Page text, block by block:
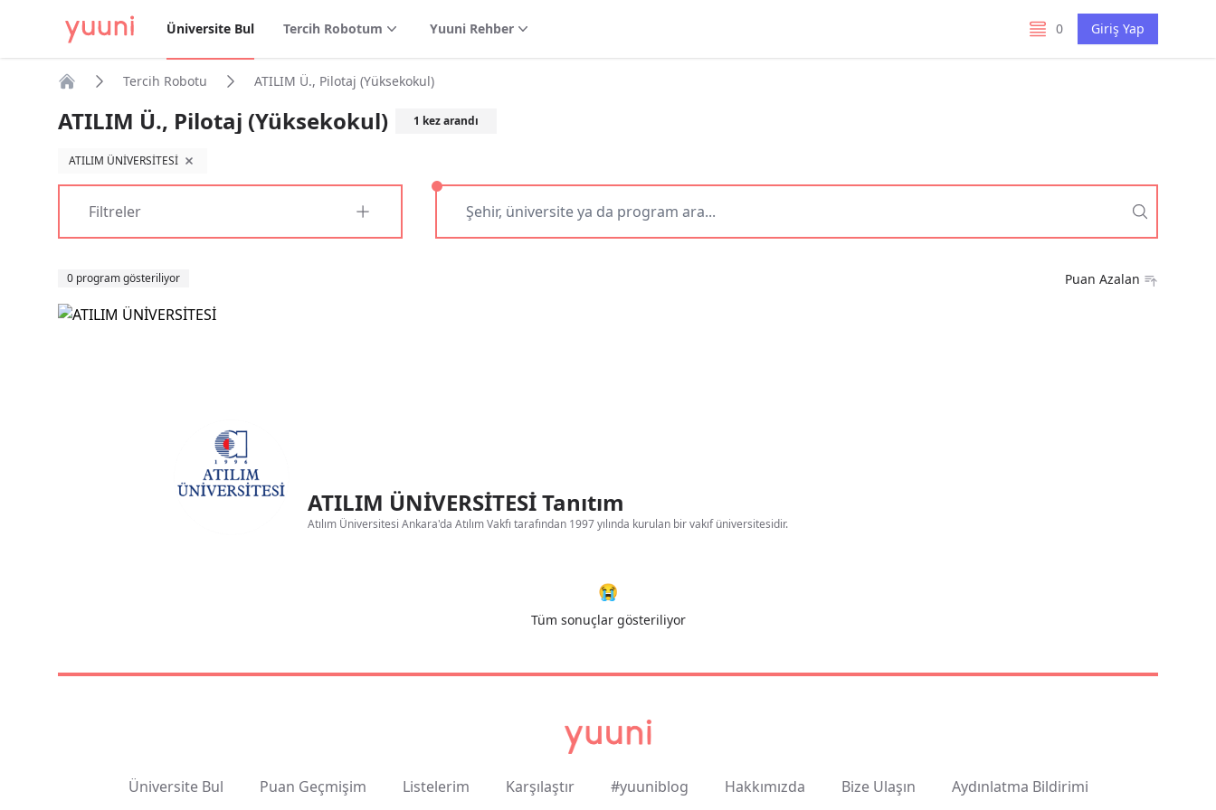
Üniversite Bul Tercih Robotum Yuuni Rehber 0
listelerim Giriş Yap
Tercih Robotu ATILIM Ü., Pilotaj (Yüksekokul)
ATILIM Ü., Pilotaj (Yüksekokul) 1 kez arandı
ATILIM ÜNİVERSİTESİ filtreyi kaldır
Filtreler
0 program gösteriliyor Puan Azalan
ATILIM ÜNİVERSİTESİ Tanıtım
Atılım Üniversitesi Ankara'da Atılım Vakfı tarafından 1997 yılında kurulan bir vakıf üniversitesidir.
😭
Tüm sonuçlar gösteriliyor
Üniversite Bul Puan Geçmişim Listelerim Karşılaştır #yuuniblog Hakkımızda Bize Ulaşın Aydınlatma Bildirimi